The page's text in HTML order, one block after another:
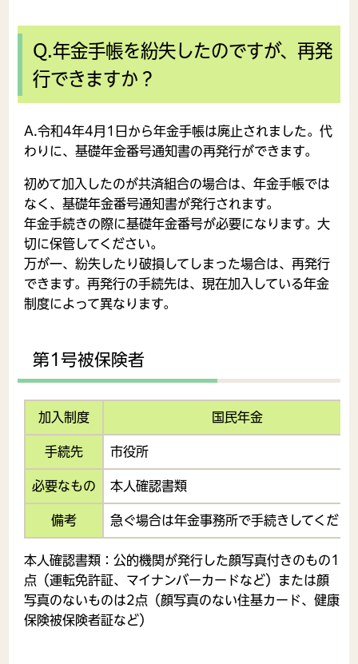
Q.年金手帳を紛失したのですが、再発
行できますか？
A.令和4年4月1日から年金手帳は廃止されました。代
わりに、基礎年金番号通知書の再発行ができます。
初めて加入したのが共済組合の場合は、年金手帳では
なく、基礎年金番号通知書が発行されます。
年金手続きの際に基礎年金番号が必要になります。大
切に保管してください。
万が一、紛失したり破損してしまった場合は、再発行
できます。再発行の手続先は、現在加入している年金
制度によって異なります。
第1号被保険者
加入制度 国民年金
手続先 市役所
必要なもの 本人確認書類
備考 急ぐ場合は年金事務所で手続きしてくださ
本人確認書類 ：公的機関が発行した顔写真付きのもの1
点（運転免許証、マイナンバーカードなど）または顔
写真のないものは2点（顔写真のない住基カード、健康
保険被保険者証など）